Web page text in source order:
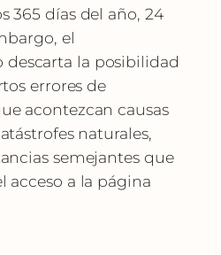
365 días del año, 24
el
descarta la posibilidad
errores de
acontezcan causas
naturales,
semejantes que
acceso a la página